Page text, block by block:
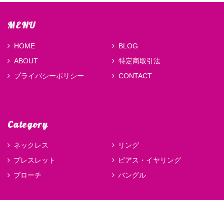
MENU
HOME
BLOG
ABOUT
特定商取引法
プライバシーポリシー
CONTACT
Category
ネックレス
リング
ブレスレット
ピアス・イヤリング
ブローチ
バングル